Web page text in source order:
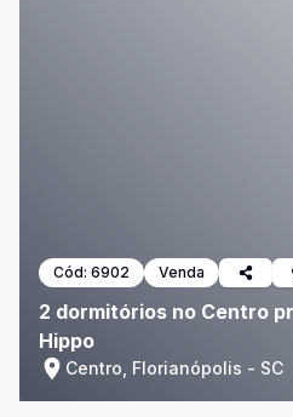
Cód: 6902 Venda
2 dormitórios no Centro
Hippo
Centro, Florianópolis - SC